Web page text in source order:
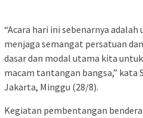
“Acara hari ini sebenarnya
menjaga semangat persatuan
dasar dan modal utama kita
macam tantangan bangsa,” kata
Jakarta, Minggu (28/8).
Kegiatan pembentangan